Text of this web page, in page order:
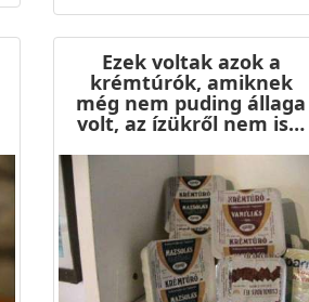
Ezek voltak azok a
krémtúrók, amiknek
még nem puding állaga
volt, az ízükről nem is…